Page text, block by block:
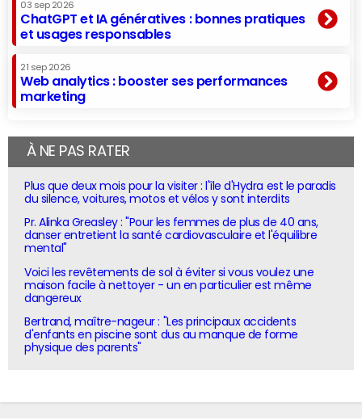
03 sep 2026
ChatGPT et IA génératives : bonnes pratiques
et usages responsables
21 sep 2026
Web analytics : booster ses performances
marketing
À NE PAS RATER
Plus que deux mois pour la visiter : l'île d'Hydra est le paradis
du silence, voitures, motos et vélos y sont interdits
Pr. Alinka Greasley : "Pour les femmes de plus de 40 ans,
danser entretient la santé cardiovasculaire et l'équilibre
mental"
Voici les revêtements de sol à éviter si vous voulez une
maison facile à nettoyer - un en particulier est même
dangereux
Bertrand, maître-nageur : "Les principaux accidents
d'enfants en piscine sont dus au manque de forme
physique des parents"